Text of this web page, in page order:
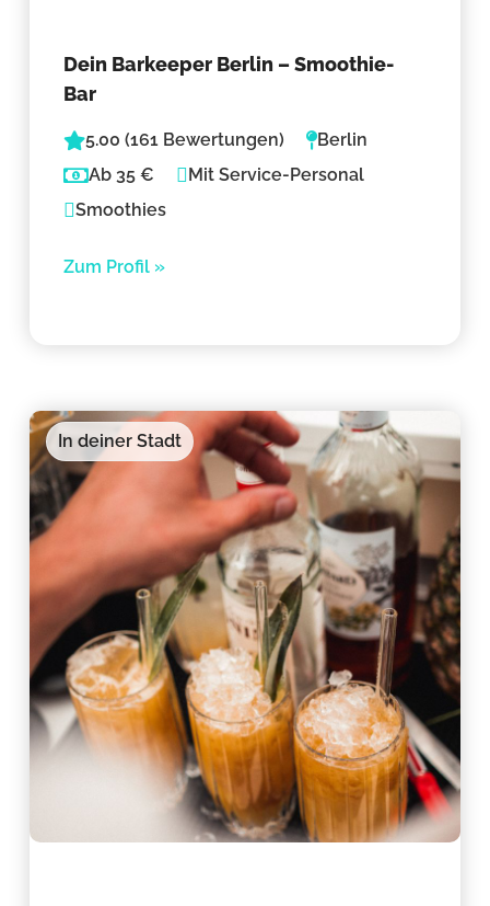
Dein Barkeeper Berlin – Smoothie-
Bar
5.00 (161 Bewertungen)
Berlin
Ab 35 €
Mit Service-Personal
Smoothies
Zum Profil »
In deiner Stadt